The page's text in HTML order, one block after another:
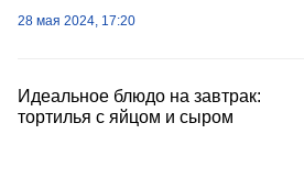
28 мая 2024, 17:20
Идеальное блюдо на завтрак:
тортилья с яйцом и сыром